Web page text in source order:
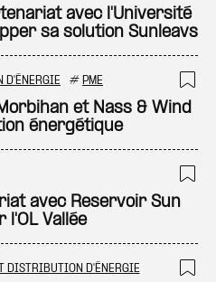
avec l'Université
sa solution Sunleavs
D'ÉNERGIE # PME
et Nass & Wind
énergétique
avec Reservoir Sun
l'OL Vallée
DISTRIBUTION D'ÉNERGIE